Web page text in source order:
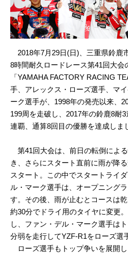
2018年7月29日(日)、三重県鈴鹿
8時間耐久ロードレース第41回大会
「YAMAHA FACTORY RACING
手、アレックス・ローズ選手、マ
ーク選手が、1998年の発売以来、
199周を走破し、2017年の鈴鹿8耐
連覇、通算8回目の優勝を達成しま
第41回大会は、前日の転倒によ
き、さらにスタート直前に雨が降
スタート。この中でスタートライ
ル・マーク選手は、オープニング
す。その後、雨が止むとコースは
約30分でドライ用のタイヤに変更
し、ファン・デル・マーク選手は
分弱を走行してYZF-R1をローズ選
ローズ選手もトップ争いを展開